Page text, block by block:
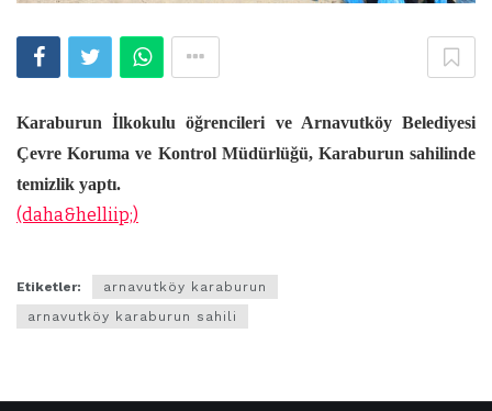
Karaburun İlkokulu öğrencileri ve Arnavutköy Belediyesi
Çevre Koruma ve Kontrol Müdürlüğü, Karaburun sahilinde
temizlik yaptı.
(daha&helliip;)
Etiketler:
arnavutköy karaburun
arnavutköy karaburun sahili